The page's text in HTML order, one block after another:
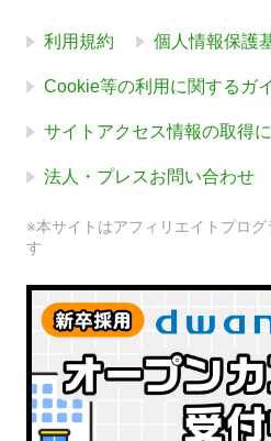
利用規約 個人情報保護
Cookie等の利用に関するガ
サイトアクセス情報の取得
法人・プレスお問い合わせ
※本サイトはアフィリエイトプロ
す